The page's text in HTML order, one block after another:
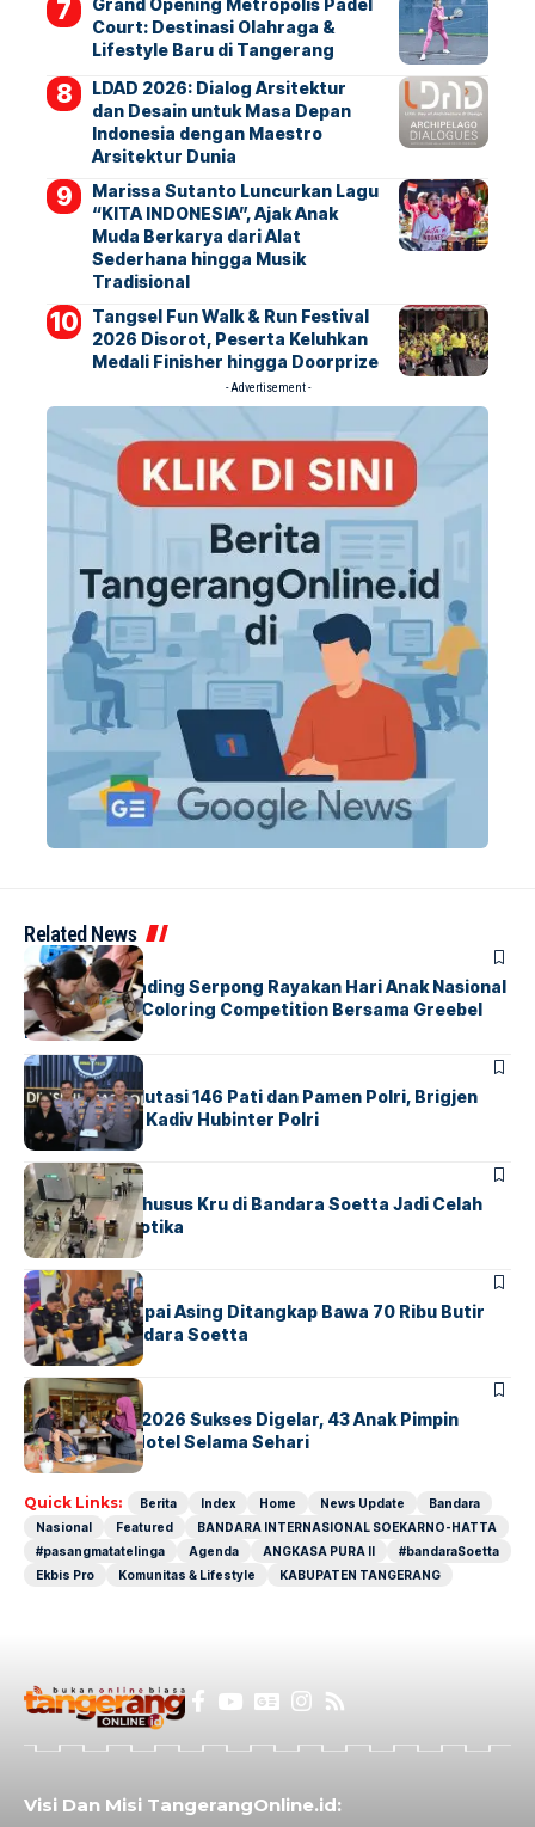
Grand Opening Metropolis Padel
Court: Destinasi Olahraga &
Lifestyle Baru di Tangerang
LDAD 2026: Dialog Arsitektur
dan Desain untuk Masa Depan
Indonesia dengan Maestro
Arsitektur Dunia
Marissa Sutanto Luncurkan Lagu
“KITA INDONESIA”, Ajak Anak
Muda Berkarya dari Alat
Sederhana hingga Musik
Tradisional
Tangsel Fun Walk & Run Festival
2026 Disorot, Peserta Keluhkan
Medali Finisher hingga Doorprize
- Advertisement -
Related News
BERITAINDEX
Atria Hotel Gading Serpong Rayakan Hari Anak Nasional
Lewat Family Coloring Competition Bersama Greebel
Indonesia
BERITA
Mabes Polri Mutasi 146 Pati dan Pamen Polri, Brigjen
Untung Jabat Kadiv Hubinter Polri
BANDARABERITA
Ketika Jalur Khusus Kru di Bandara Soetta Jadi Celah
Sindikat Narkotika
BANDARA BERITA
Kopilot Maskapai Asing Ditangkap Bawa 70 Ribu Butir
Ekstasi di Bandara Soetta
BERITAINDEX
GM For A Day 2026 Sukses Digelar, 43 Anak Pimpin
Operasional Hotel Selama Sehari
Quick Links: Berita Index Home News Update
Bandara
Nasional
Featured
BANDARA INTERNASIONAL SOEKARNO-HATTA
#pasangmatatelinga
Agenda ANGKASA PURA II
#bandaraSoetta
Ekbis Pro
Komunitas & Lifestyle KABUPATEN TANGERANG
Visi Dan Misi TangerangOnline.id: